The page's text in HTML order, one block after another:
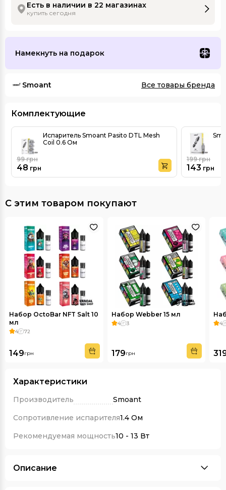
Есть в наличии в 22 магазинах
купить сегодня
Намекнуть на подарок
Smoant Все товары бренда
Комплектующие
Испаритель Smoant Pasito DTL Mesh
Coil 0.6 Ом
48 грн
99грн
143 грн
199грн
С этим товаром покупают
Набор OctoBar NFT Salt 10
мл
4 72
149грн
Набор Webber 15 мл
4 3
179грн
4
Характеристики
Производитель
Smoant
Сопротивление испарителя1.4 Ом
Рекомендуемая мощность10 - 13 Вт
Описание